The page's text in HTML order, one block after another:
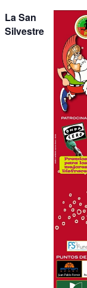
La San
Silvestre